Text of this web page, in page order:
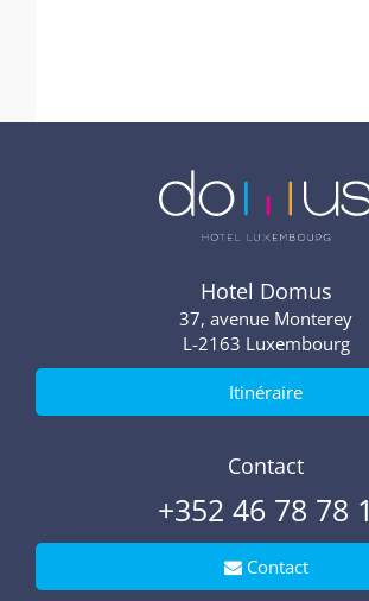
Hotel Domus
37, avenue Monterey
2163 Luxembourg
Itinéraire
Contact
+352 46 78 78 1
Contact